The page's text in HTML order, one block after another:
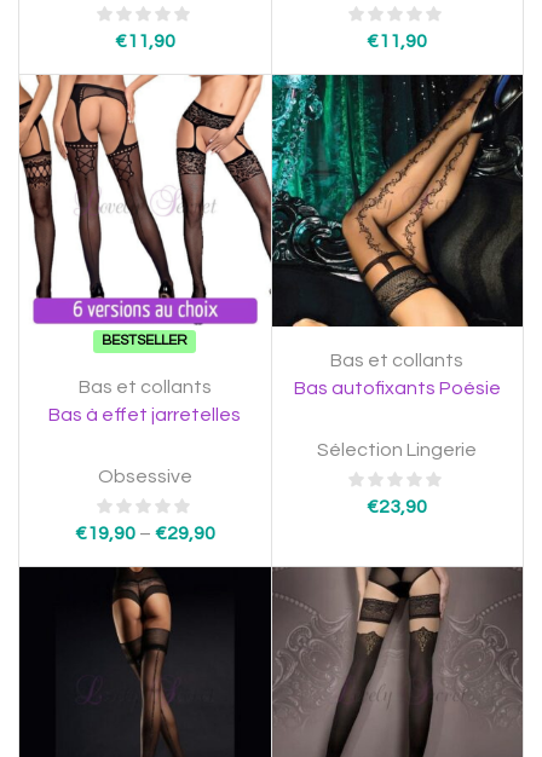
€11,90 €11,90
BESTSELLER
Bas et collants
Bas à effet jarretelles
Obsessive
€19,90– €29,90
Bas et collants
Bas autofixants Poésie
Sélection Lingerie
€23,90